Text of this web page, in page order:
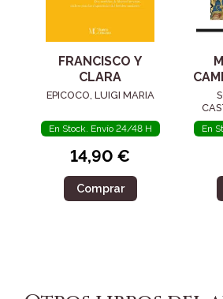
FRANCISCO Y
CLARA
EPICOCO, LUIGI MARIA
En Stock. Envío 24/48 H
14,90 €
Comprar
En